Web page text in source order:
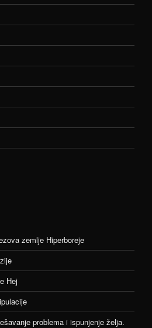
zemlje Hiperboreje
Hej
problema i ispunjenje želja.